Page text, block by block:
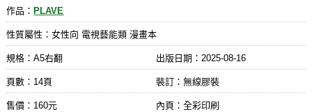
作品： PLAVE
性質屬性：女性向 電視藝能類 漫畫本
規格：A5右翻 出版日期： 2025-08-16
頁數：14頁 裝訂：無線膠裝
售價：160元 內頁：全彩印刷